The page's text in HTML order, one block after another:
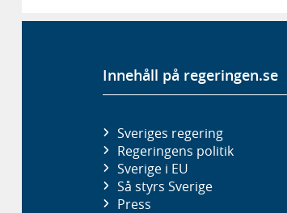
Innehåll på regeringen.se
Sveriges regering
Regeringens politik
Sverige i EU
Så styrs Sverige
Press